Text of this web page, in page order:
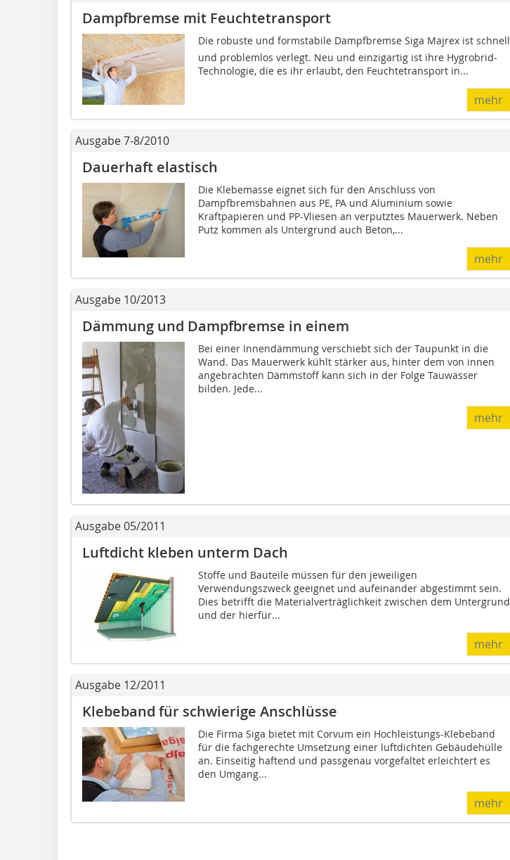
Dampfbremse mit Feuchtetransport
Die robuste und formstabile Dampfbremse Siga Majrex ist schnell
und problemlos verlegt. Neu und einzigartig ist ihre Hygrobrid-
Technologie, die es ihr erlaubt, den Feuchtetransport in...
mehr
Ausgabe 7-8/2010
Dauerhaft elastisch
Die Klebemasse eignet sich für den Anschluss von
Dampfbremsbahnen aus PE, PA und Aluminium sowie
Kraftpapieren und PP-Vliesen an verputztes Mauerwerk. Neben
Putz kommen als Untergrund auch Beton,...
mehr
Ausgabe 10/2013
Dämmung und Dampfbremse in einem
Bei einer Innendämmung verschiebt sich der Taupunkt in die
Wand. Das Mauerwerk kühlt stärker aus, hinter dem von innen
angebrachten Dämmstoff kann sich in der Folge Tauwasser
bilden. Jede...
mehr
Ausgabe 05/2011
Luftdicht kleben unterm Dach
Stoffe und Bauteile müssen für den jeweiligen
Verwendungszweck geeignet und aufeinander abgestimmt sein.
Dies betrifft die Materialverträglichkeit zwischen dem Untergrund
und der hierfür...
mehr
Ausgabe 12/2011
Klebeband für schwierige Anschlüsse
Die Firma Siga bietet mit Corvum ein Hochleistungs-Klebeband
für die fachgerechte Umsetzung einer luftdichten Gebäudehülle
an. Einseitig haftend und passgenau vorgefaltet erleichtert es
den Umgang...
mehr